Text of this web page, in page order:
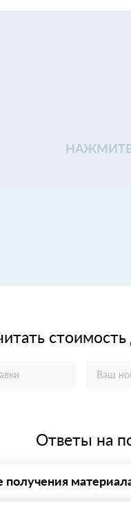
Ответы на
получения